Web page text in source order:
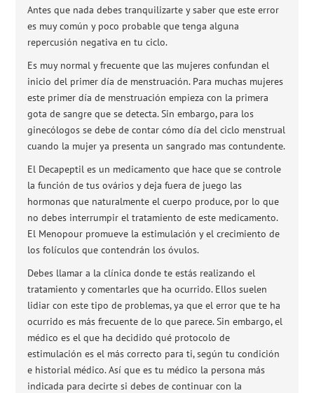
Antes que nada debes tranquilizarte y saber que este error
es muy común y poco probable que tenga alguna
repercusión negativa en tu ciclo.
Es muy normal y frecuente que las mujeres confundan el
inicio del primer día de menstruación. Para muchas mujeres
este primer día de menstruación empieza con la primera
gota de sangre que se detecta. Sin embargo, para los
ginecólogos se debe de contar cómo día del ciclo menstrual
cuando la mujer ya presenta un sangrado mas contundente.
El Decapeptil es un medicamento que hace que se controle
la función de tus ovários y deja fuera de juego las
hormonas que naturalmente el cuerpo produce, por lo que
no debes interrumpir el tratamiento de este medicamento.
El Menopour promueve la estimulación y el crecimiento de
los folículos que contendrán los óvulos.
Debes llamar a la clínica donde te estás realizando el
tratamiento y comentarles que ha ocurrido. Ellos suelen
lidiar con este tipo de problemas, ya que el error que te ha
ocurrido es más frecuente de lo que parece. Sin embargo, el
médico es el que ha decidido qué protocolo de
estimulación es el más correcto para ti, según tu condición
e historial médico. Así que es tu médico la persona más
indicada para decirte si debes de continuar con la